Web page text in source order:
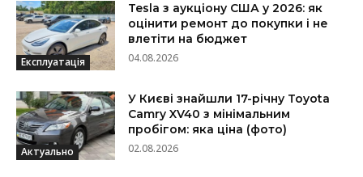
Експлуатація
Tesla з аукціону США у 2026: як
оцінити ремонт до покупки і не
влетіти на бюджет
04.08.2026
Актуально
У Києві знайшли 17-річну Toyota
Camry XV40 з мінімальним
пробігом: яка ціна (фото)
02.08.2026